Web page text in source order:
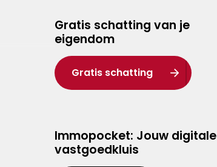
Gratis schatting van je
eigendom
Gratis schatting
Immopocket: Jouw digitale
vastgoedkluis